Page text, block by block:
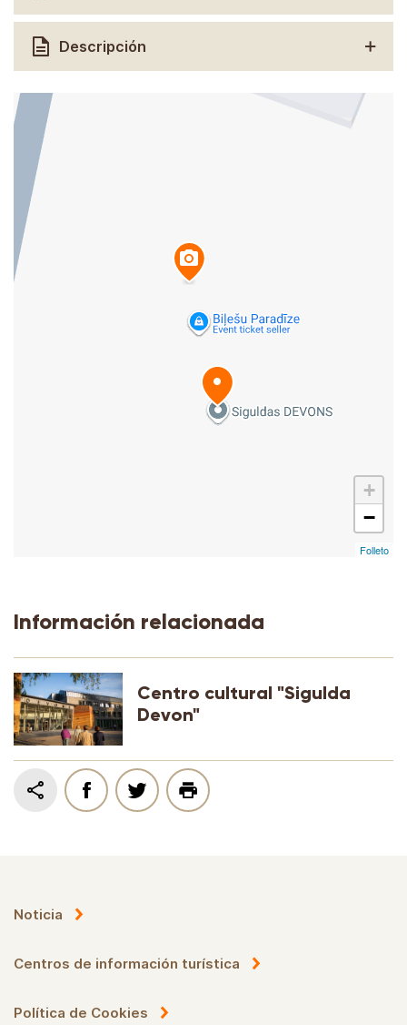
Descripción
+
−
Folleto
Información relacionada
Centro cultural "Sigulda
Devon"
Noticia
Centros de información turística
Política de Cookies